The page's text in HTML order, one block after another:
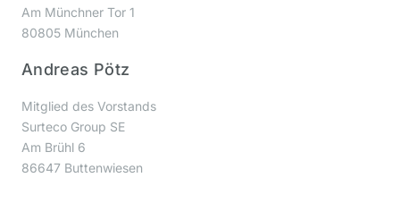
Am Münchner Tor 1
80805 München
Andreas Pötz
Mitglied des Vorstands
Surteco Group SE
Am Brühl 6
86647 Buttenwiesen